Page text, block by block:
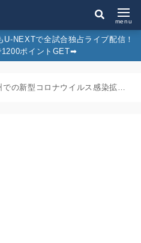
menu
U-NEXTで全試合独占ライブ配信！
1200ポイントGET➡︎
欧州での新型コロナウイルス感染拡大の影響について。無観客試合・延期など欧州サッカー開催状況まとめ